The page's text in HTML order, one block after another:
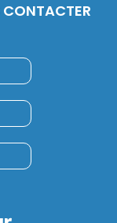
CONTACTER